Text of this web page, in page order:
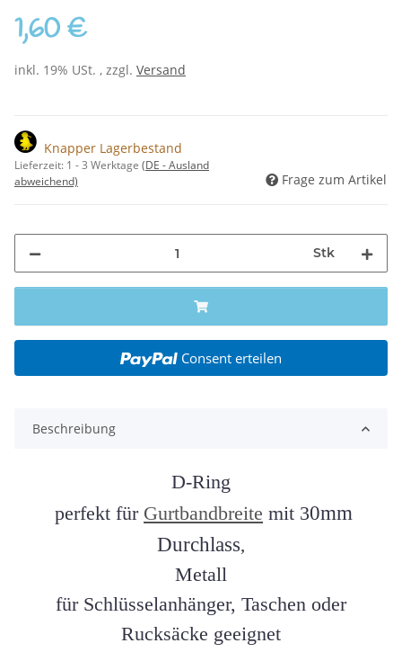
1,60 €
inkl. 19% USt. , zzgl. Versand
Knapper Lagerbestand
Lieferzeit: 1 - 3 Werktage (DE - Ausland
abweichend)
Frage zum Artikel
Stk
Consent erteilen
Beschreibung
D-Ring
perfekt für Gurtbandbreite mit 30mm
Durchlass,
Metall
für Schlüsselanhänger, Taschen oder
Rucksäcke geeignet